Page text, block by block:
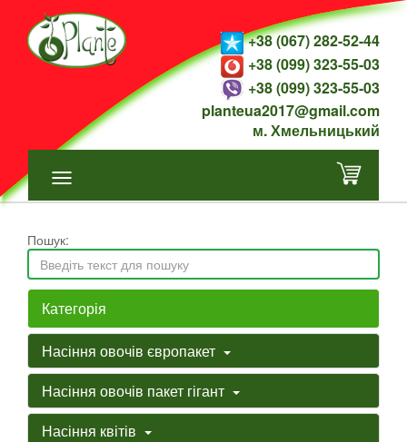
+38 (067) 282-52-44
+38 (099) 323-55-03
+38 (099) 323-55-03
planteua2017@gmail.com
м. Хмельницький
Пошук:
Категорія
Насіння овочів європакет
Насіння овочів пакет гігант
Насіння квітів